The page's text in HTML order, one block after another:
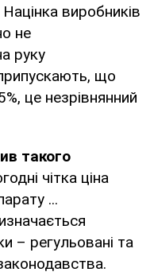
виробників
не
руку
що
це незрівнянний
такого
чітка ціна
...
– регульовані та